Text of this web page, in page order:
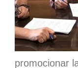
promocionar